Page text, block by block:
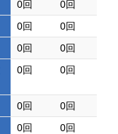
0回
0回
0回
0回
0回
0回
0回 0回
0回
0回
0回 0回